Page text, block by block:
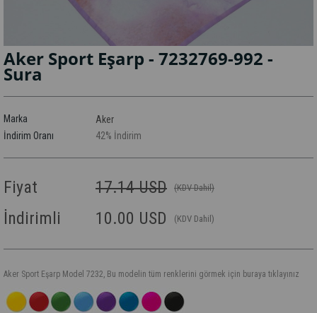
Aker Sport Eşarp - 7232769-992 -
Sura
Marka
Aker
İndirim Oranı
%
42 İndirim
Fiyat 17.14 USD (KDV Dahil)
İndirimli 10.00 USD (KDV Dahil)
Aker Sport Eşarp Model 7232, Bu modelin tüm renklerini görmek için buraya tıklayınız